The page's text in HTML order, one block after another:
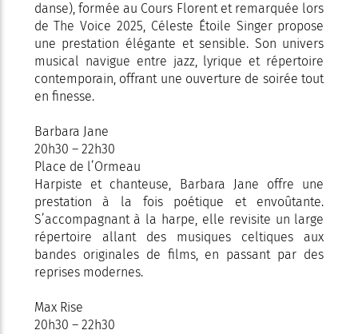
danse), formée au Cours Florent et remarquée lors
de The Voice 2025, Céleste Étoile Singer propose
une prestation élégante et sensible. Son univers
musical navigue entre jazz, lyrique et répertoire
contemporain, offrant une ouverture de soirée tout
en finesse.
Barbara Jane
20h30 – 22h30
Place de l’Ormeau
Harpiste et chanteuse, Barbara Jane offre une
prestation à la fois poétique et envoûtante.
S’accompagnant à la harpe, elle revisite un large
répertoire allant des musiques celtiques aux
bandes originales de films, en passant par des
reprises modernes.
Max Rise
20h30 – 22h30